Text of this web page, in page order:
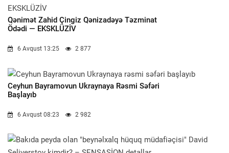
Qənimət Zahid Çingiz Qənizadəyə Təzminat
Ödədi — EKSKLÜZİV
6 Avqust 13:25 2 877
Ceyhun Bayramovun Ukraynaya Rəsmi Səfəri
Başlayıb
6 Avqust 08:23 2 982